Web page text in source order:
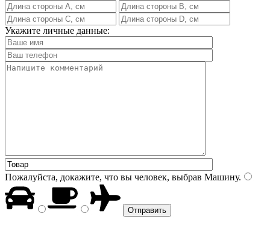
Укажите личные данные:
Пожалуйста, докажите, что вы человек, выбрав Машину.